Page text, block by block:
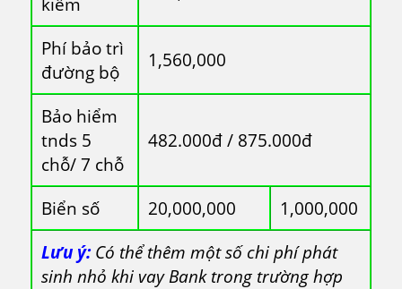
Phí bảo trì
đường bộ
1,560,000
Bảo hiểm
tnds 5
chỗ/ 7 chỗ
482.000đ / 875.000đ
Biển số 20,000,000
1,000,000
Lưu ý:Có thể thêm một số chi phí phát
sinh nhỏ khi vay Bank trong trường hợp